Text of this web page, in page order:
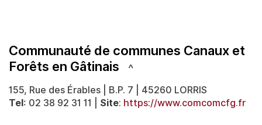
Communauté de communes Canaux et
Forêts en Gâtinais
155, Rue des Érables | B.P. 7 | 45260 LORRIS
Tel: 02 38 92 31 11 | Site: https://www.comcomcfg.fr